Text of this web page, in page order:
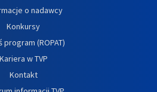
o nadawcy
Konkursy
program (ROPAT)
Kariera w TVP
Kontakt